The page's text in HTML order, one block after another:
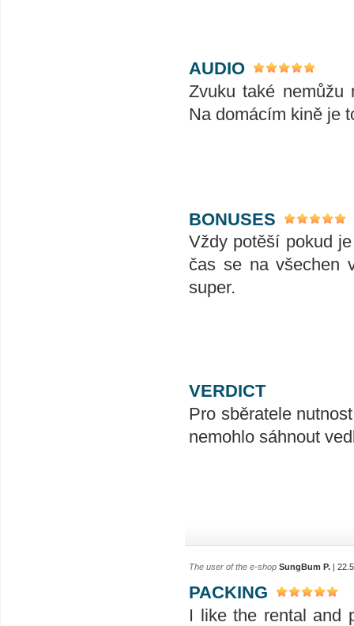
AUDIO
Zvuku také nemůžu
Na domácím kině je
BONUSES
Vždy potěší pokud
čas se na všechen
super.
VERDICT
Pro sběratele
nemohlo sáhnout
The user of the e-shop SungBum P. |
PACKING
I like the rental and